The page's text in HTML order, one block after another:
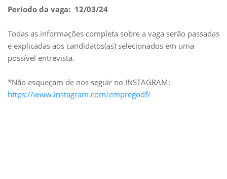
Período da vaga: 12/03/24
Todas as informações completa sobre a vaga serão passadas
e explicadas aos candidatos(as) selecionados em uma
possível entrevista.
*Não esqueçam de nos seguir no INSTAGRAM:
https://www.instagram.com/empregodf/